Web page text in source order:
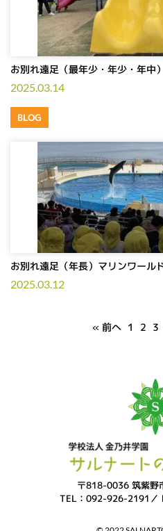
お別れ遠足（最年少・年少・年中
2025.03.14
BLOG
お別れ遠足（年長）マリンワール
2025.03.12
« 前へ 1 2 3
〒818-0036 筑紫野
TEL：092-926-2191／